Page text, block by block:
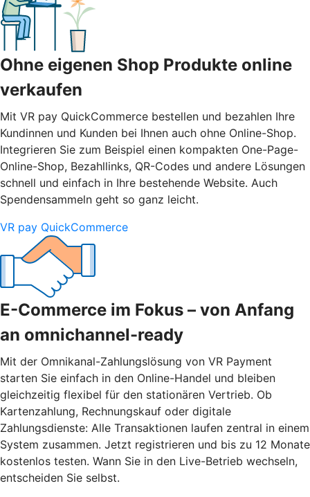
Ohne eigenen Shop Produkte online
verkaufen
Mit VR pay QuickCommerce bestellen und bezahlen Ihre
Kundinnen und Kunden bei Ihnen auch ohne Online-Shop.
Integrieren Sie zum Beispiel einen kompakten One-Page-
Online-Shop, Bezahllinks, QR-Codes und andere Lösungen
schnell und einfach in Ihre bestehende Website. Auch
Spendensammeln geht so ganz leicht.
VR pay QuickCommerce
E-Commerce im Fokus – von Anfang
an omnichannel-ready
Mit der Omnikanal-Zahlungslösung von VR Payment
starten Sie einfach in den Online-Handel und bleiben
gleichzeitig flexibel für den stationären Vertrieb. Ob
Kartenzahlung, Rechnungskauf oder digitale
Zahlungsdienste: Alle Transaktionen laufen zentral in einem
System zusammen. Jetzt registrieren und bis zu 12 Monate
kostenlos testen. Wann Sie in den Live-Betrieb wechseln,
entscheiden Sie selbst.